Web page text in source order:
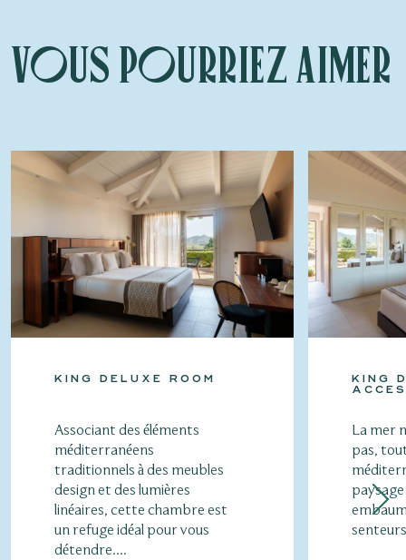
Vous pourriez aimer
KING DELUXE ROOM
Associant des éléments
méditerranéens
traditionnels à des meubles
design et des lumières
linéaires, cette chambre est
un refuge idéal pour vous
détendre....
KING
La mer
pas,